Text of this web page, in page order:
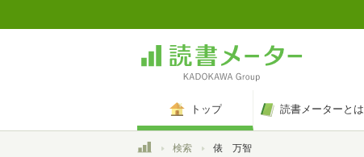
トップ 読書メーターとは
トップ検索 俵 万智